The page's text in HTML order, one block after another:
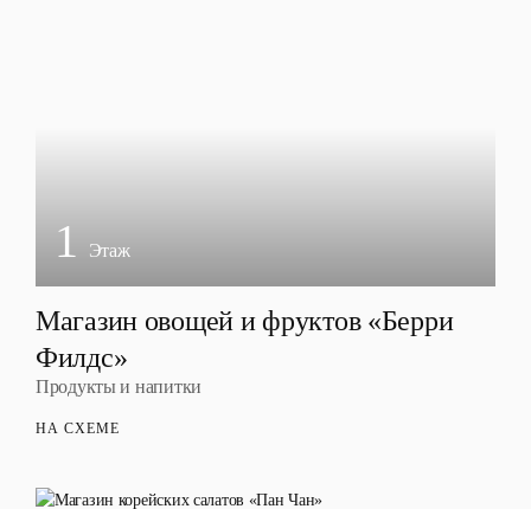
1 Этаж
Магазин овощей и фруктов «Берри
Филдс»
Продукты и напитки
НА СХЕМЕ